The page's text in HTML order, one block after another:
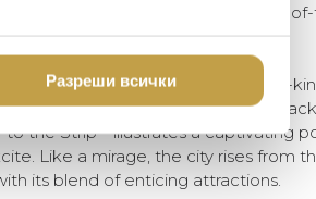
Разреши всички
game, drone racing, or even a spur-
the many facets of this one-of-a-
of imagery—from the Rat
to the Strip—illustrates a captivating
Like a mirage, the city rises from
its blend of enticing attractions.